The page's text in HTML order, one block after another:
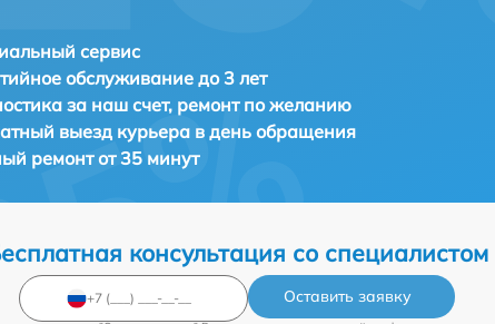
сервис
обслуживание до 3 лет
за наш счет, ремонт по желанию
выезд курьера в день обращения
ремонтот 35 минут
консультация со специалистом
Оставить заявку